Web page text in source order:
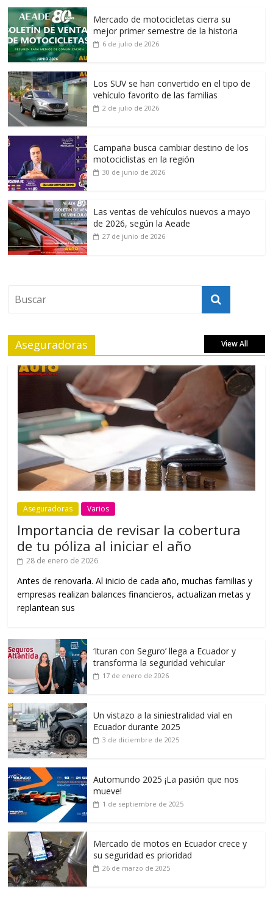
Mercado de motocicletas cierra su
mejor primer semestre de la historia
6 de julio de 2026
Los SUV se han convertido en el tipo de
vehículo favorito de las familias
2 de julio de 2026
Campaña busca cambiar destino de los
motociclistas en la región
30 de junio de 2026
Las ventas de vehículos nuevos a mayo
de 2026, según la Aeade
27 de junio de 2026
Aseguradoras View All
Aseguradoras Varios
Importancia de revisar la cobertura
de tu póliza al iniciar el año
28 de enero de 2026
Antes de renovarla. Al inicio de cada año, muchas familias y
empresas realizan balances financieros, actualizan metas y
replantean sus
‘Ituran con Seguro’ llega a Ecuador y
transforma la seguridad vehicular
17 de enero de 2026
Un vistazo a la siniestralidad vial en
Ecuador durante 2025
3 de diciembre de 2025
Automundo 2025 ¡La pasión que nos
mueve!
1 de septiembre de 2025
Mercado de motos en Ecuador crece y
su seguridad es prioridad
26 de marzo de 2025